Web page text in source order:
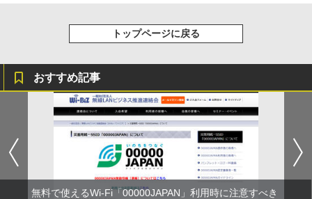
トップページに戻る
おすすめ記事
無料で使えるWi-Fi「00000JAPAN」利用時に注意すべき